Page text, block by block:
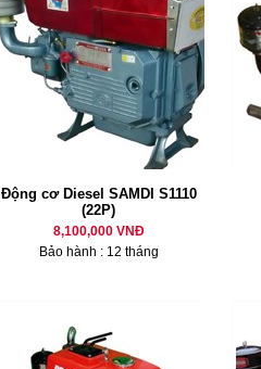
Động cơ Diesel SAMDI S1110
(22P)
8,100,000 VNĐ
Bảo hành : 12 tháng